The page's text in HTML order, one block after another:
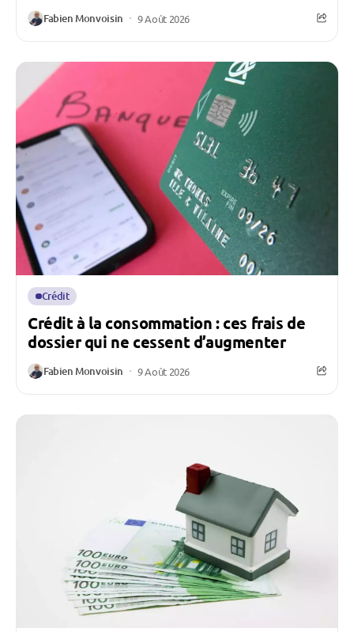
Fabien Monvoisin 9 Août 2026
Crédit
Crédit à la consommation : ces frais de
dossier qui ne cessent d’augmenter
Fabien Monvoisin 9 Août 2026